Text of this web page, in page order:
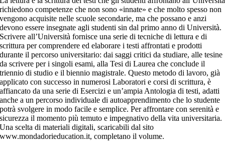
richiedono competenze che non sono «innate» e che molto spesso non
vengono acquisite nelle scuole secondarie, ma che possano e anzi
devono essere insegnate agli studenti sin dal primo anno di Università.
Scrivere all’Università fornisce una serie di tecniche di lettura e di
scrittura per comprendere ed elaborare i testi affrontati e prodotti
durante il percorso universitario: dai saggi critici da studiare, alle tesine
da scrivere per i singoli esami, alla Tesi di Laurea che conclude il
triennio di studio e il biennio magistrale. Questo metodo di lavoro, già
applicato con successo in numerosi Laboratori e corsi di scrittura, è
affiancato da una serie di Esercizi e un’ampia Antologia di testi, adatti
anche a un percorso individuale di autoapprendimento che lo studente
potrà svolgere in modo facile e semplice. Per affrontare con serenità e
sicurezza il momento più temuto e impegnativo della vita universitaria.
Una scelta di materiali digitali, scaricabili dal sito
www.mondadorieducation.it, completano il volume.